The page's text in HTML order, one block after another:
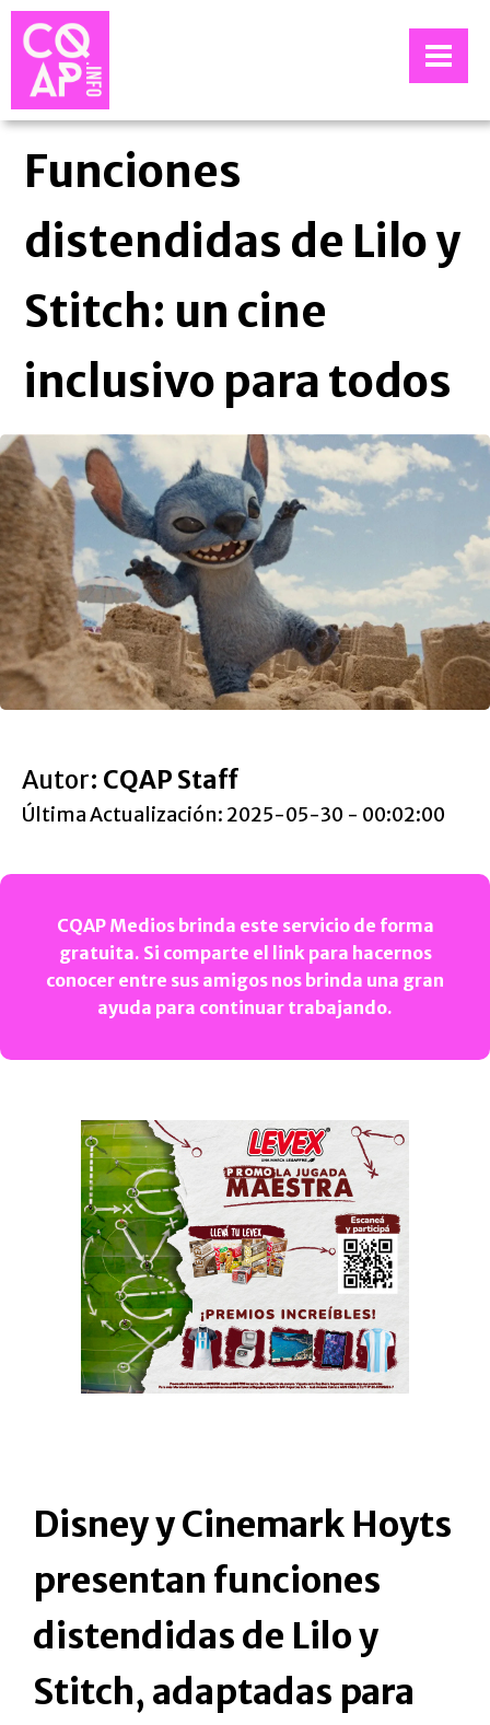
Funciones
distendidas de Lilo y
Stitch: un cine
inclusivo para todos
Autor: CQAP Staff
Última Actualización: 2025-05-30 - 00:02:00
CQAP Medios brinda este servicio de forma
gratuita. Si comparte el link para hacernos
conocer entre sus amigos nos brinda una gran
ayuda para continuar trabajando.
Disney y Cinemark Hoyts
presentan funciones
distendidas de Lilo y
Stitch, adaptadas para